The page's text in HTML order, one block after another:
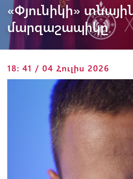
«Փյունիկի»
մարզաշապիկը
18: 41 / 04 Հուլիս 2026